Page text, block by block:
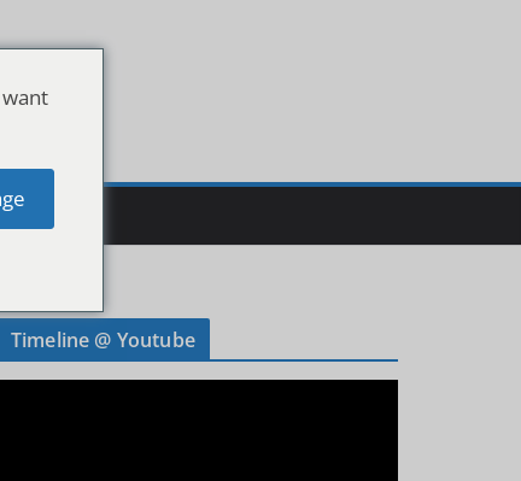
Timeline @ Youtube